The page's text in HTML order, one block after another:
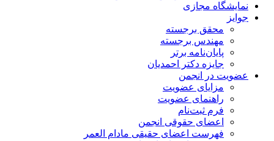
نمایشگاه مجازی
جوایز
محقق برجسته
مهندس برجسته
پایان‌نامه برتر
جایزه دکتر احمدیان
عضویت در انجمن
مزایای عضویت
راهنمای عضویت
فرم ثبت‌نام
اعضای حقوقی انجمن
فهرست اعضای حقیقی مادام‌ العمر